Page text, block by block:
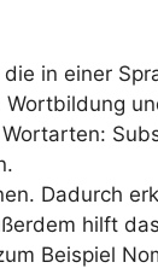
in einer
Dadurch
hilft
Beispiel